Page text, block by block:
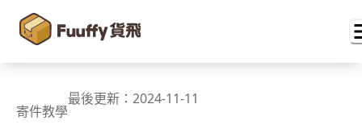
寄件教學
最後更新： 2024-11-11